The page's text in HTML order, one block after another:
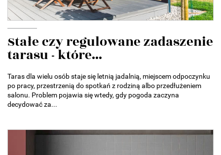
Stałe czy regulowane zadaszenie
tarasu - które...
Taras dla wielu osób staje się letnią jadalnią, miejscem odpoczynku
po pracy, przestrzenią do spotkań z rodziną albo przedłużeniem
salonu. Problem pojawia się wtedy, gdy pogoda zaczyna
decydować za...